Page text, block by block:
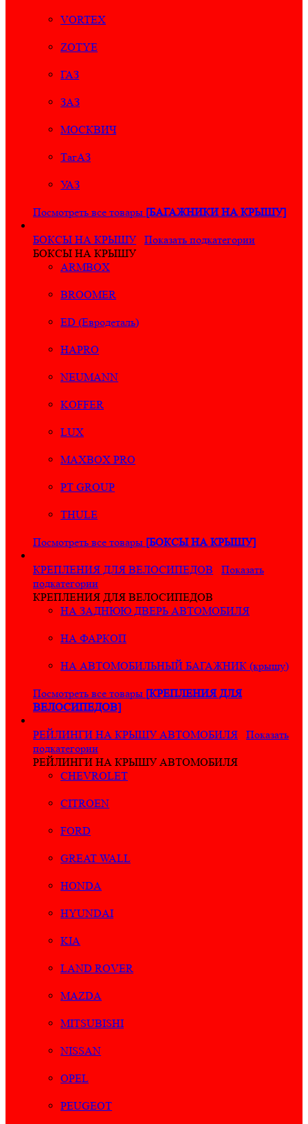
VORTEX
ZOTYE
ГАЗ
ЗАЗ
МОСКВИЧ
ТагАЗ
УАЗ
Посмотреть все товары [БАГАЖНИКИ НА КРЫШУ]
БОКСЫ НА КРЫШУ
Показать подкатегории
БОКСЫ НА КРЫШУ
ARMBOX
BROOMER
ED (Евродеталь)
HAPRO
NEUMANN
KOFFER
LUX
MAXBOX PRO
PT GROUP
THULE
Посмотреть все товары [БОКСЫ НА КРЫШУ]
КРЕПЛЕНИЯ ДЛЯ ВЕЛОСИПЕДОВ
Показать
подкатегории
КРЕПЛЕНИЯ ДЛЯ ВЕЛОСИПЕДОВ
НА ЗАДНЮЮ ДВЕРЬ АВТОМОБИЛЯ
НА ФАРКОП
НА АВТОМОБИЛЬНЫЙ БАГАЖНИК (крышу)
Посмотреть все товары [КРЕПЛЕНИЯ ДЛЯ
ВЕЛОСИПЕДОВ]
РЕЙЛИНГИ НА КРЫШУ АВТОМОБИЛЯ
Показать
подкатегории
РЕЙЛИНГИ НА КРЫШУ АВТОМОБИЛЯ
CHEVROLET
CITROEN
FORD
GREAT WALL
HONDA
HYUNDAI
KIA
LAND ROVER
MAZDA
MITSUBISHI
NISSAN
OPEL
PEUGEOT